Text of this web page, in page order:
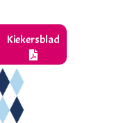
Kiekersblad